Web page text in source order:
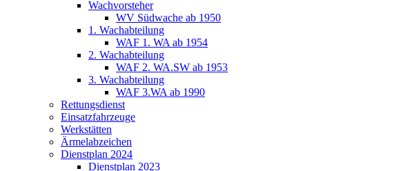
Wachvorsteher
WV Südwache ab 1950
1. Wachabteilung
WAF 1. WA ab 1954
2. Wachabteilung
WAF 2. WA.SW ab 1953
3. Wachabteilung
WAF 3.WA ab 1990
Rettungsdienst
Einsatzfahrzeuge
Werkstätten
Ärmelabzeichen
Dienstplan 2024
Dienstplan 2023